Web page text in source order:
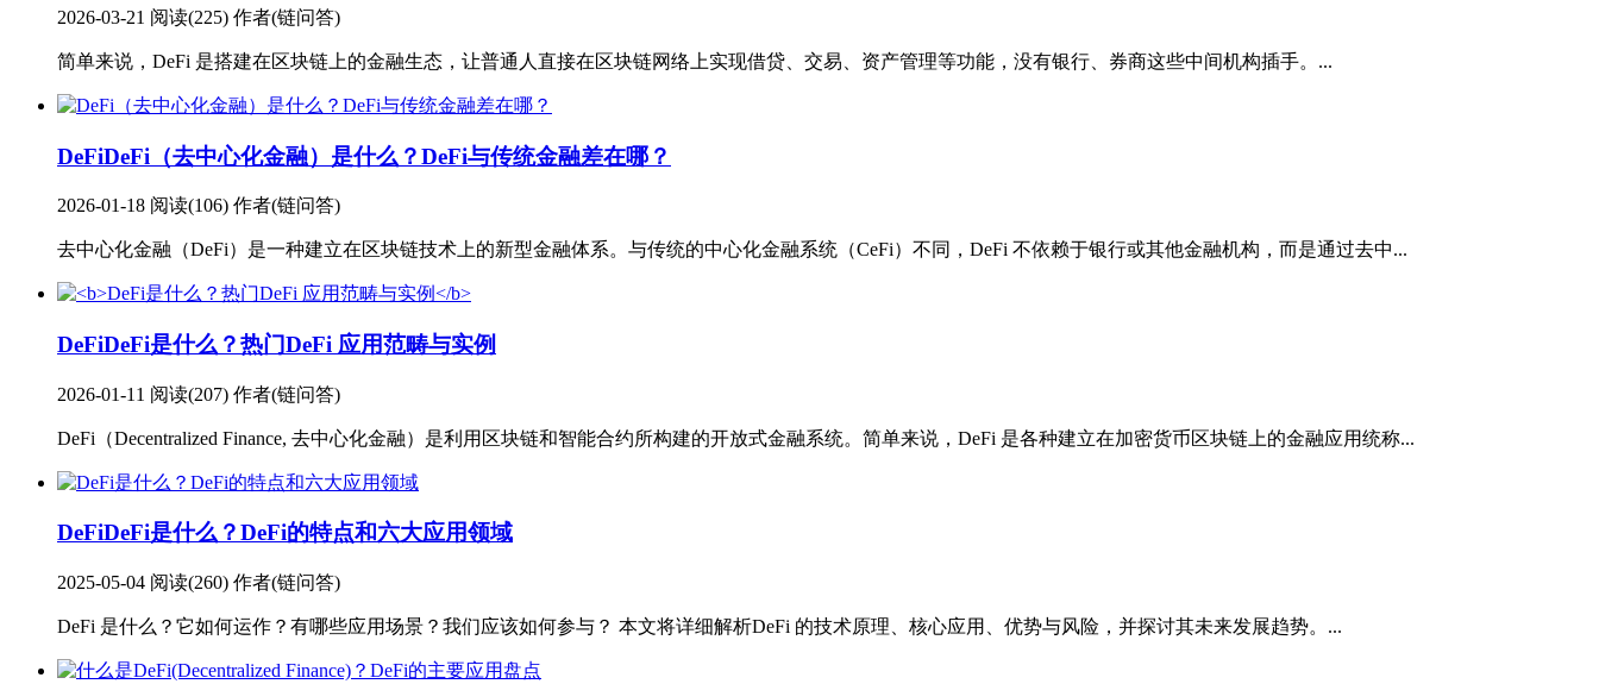
2026-03-21 阅读(225) 作者(链问答)
简单来说，DeFi 是搭建在区块链上的金融生态，让普通人直接在区块链网络上实现借贷、交易、资产管理等功能，没有银行、券商这些中间机构插手。...
DeFiDeFi（去中心化金融）是什么？DeFi与传统金融差在哪？
2026-01-18 阅读(106) 作者(链问答)
去中心化金融（DeFi）是一种建立在区块链技术上的新型金融体系。与传统的中心化金融系统（CeFi）不同，DeFi 不依赖于银行或其他金融机构，而是通过去中...
DeFiDeFi是什么？热门DeFi 应用范畴与实例
2026-01-11 阅读(207) 作者(链问答)
DeFi（Decentralized Finance, 去中心化金融）是利用区块链和智能合约所构建的开放式金融系统。简单来说，DeFi 是各种建立在加密货币区块链上的金融应用统称...
DeFiDeFi是什么？DeFi的特点和六大应用领域
2025-05-04 阅读(260) 作者(链问答)
DeFi 是什么？它如何运作？有哪些应用场景？我们应该如何参与？ 本文将详细解析DeFi 的技术原理、核心应用、优势与风险，并探讨其未来发展趋势。...